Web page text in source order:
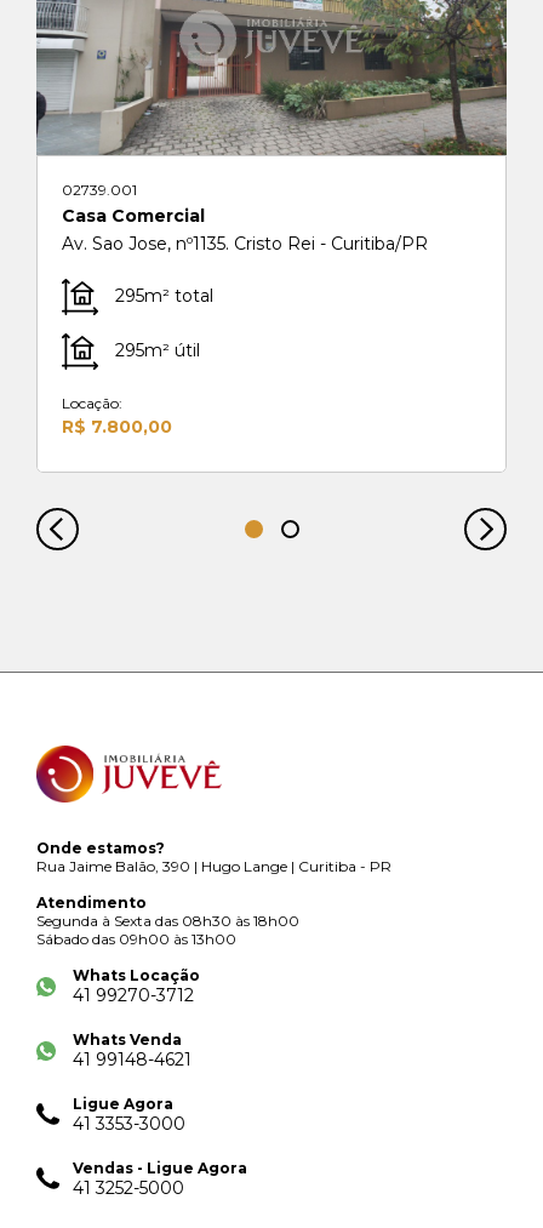
02739.001
Casa Comercial
Av. Sao Jose, nº1135. Cristo Rei - Curitiba/PR
295m² total
295m² útil
Locação:
R$ 7.800,00
Onde estamos?
Rua Jaime Balão, 390 | Hugo Lange | Curitiba - PR
Atendimento
Segunda à Sexta das 08h30 às 18h00
Sábado das 09h00 às 13h00
Whats Locação
41 99270-3712
Whats Venda
41 99148-4621
Ligue Agora
41 3353-3000
Vendas - Ligue Agora
41 3252-5000